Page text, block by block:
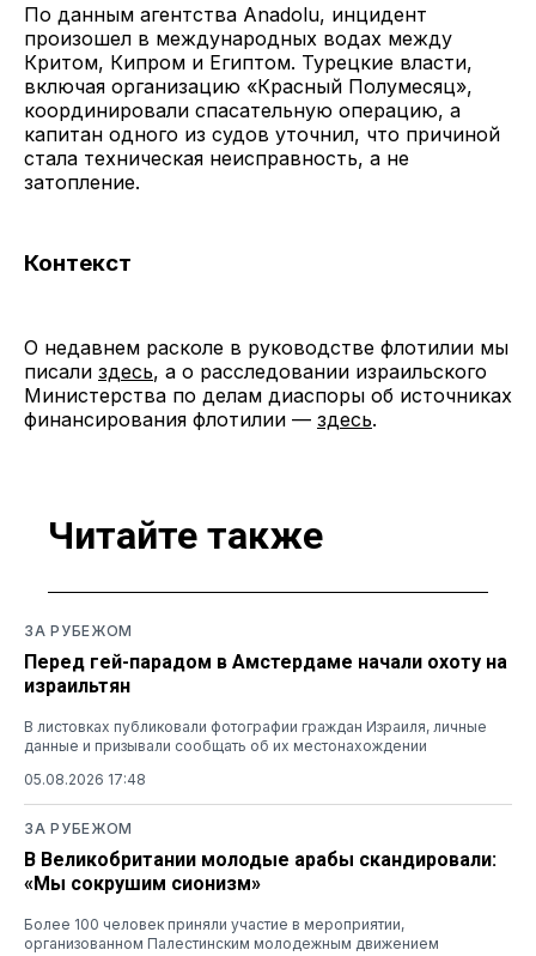
По данным агентства Anadolu, инцидент
произошел в международных водах между
Критом, Кипром и Египтом. Турецкие власти,
включая организацию «Красный Полумесяц»,
координировали спасательную операцию, а
капитан одного из судов уточнил, что причиной
стала техническая неисправность, а не
затопление.
Контекст
О недавнем расколе в руководстве флотилии мы
писали здесь, а о расследовании израильского
Министерства по делам диаспоры об источниках
финансирования флотилии — здесь.
Читайте также
ЗА РУБЕЖОМ
Перед гей-парадом в Амстердаме начали охоту на
израильтян
В листовках публиковали фотографии граждан Израиля, личные
данные и призывали сообщать об их местонахождении
05.08.2026 17:48
ЗА РУБЕЖОМ
В Великобритании молодые арабы скандировали:
«Мы сокрушим сионизм»
Более 100 человек приняли участие в мероприятии,
организованном Палестинским молодежным движением